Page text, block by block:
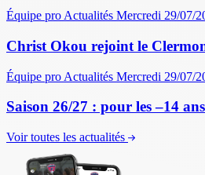
Équipe pro Actualités Mercredi 29/07/
Christ Okou rejoint le
Équipe pro Actualités Mercredi 29/07/
Saison 26/27 : pour les –14
Voir toutes les actualités